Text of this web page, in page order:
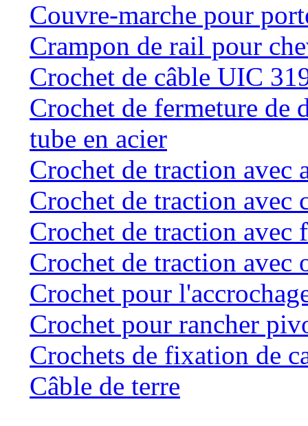
Couvre-marche pour
Crampon de rail pour
Crochet de câble UIC
Crochet de fermeture de
tube en acier
Crochet de traction avec
Crochet de traction avec
Crochet de traction avec
Crochet de traction avec
Crochet pour
Crochet pour rancher
Crochets de fixation de
Câble de terre